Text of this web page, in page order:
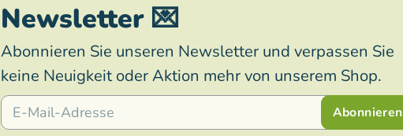
Newsletter 💌
Abonnieren Sie unseren Newsletter und verpassen Sie
keine Neuigkeit oder Aktion mehr von unserem Shop.
E-Mail
Abonnieren